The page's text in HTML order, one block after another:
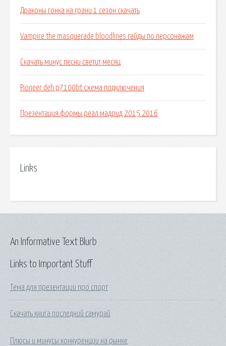
Драконы гонка на грани 1 сезон скачать
Vampire the masquerade bloodlines гайды по персонажам
Скачать минус песни светит месяц
Pioneer deh p7100bt схема подключения
Презентация формы реал мадрид 2015 2016
Links
Links to Important Stuff
Тема для презентации про спорт
Скачать книга последний самурай
Плюсы и минусы конкуренции на рынке
An Informative Text Blurb